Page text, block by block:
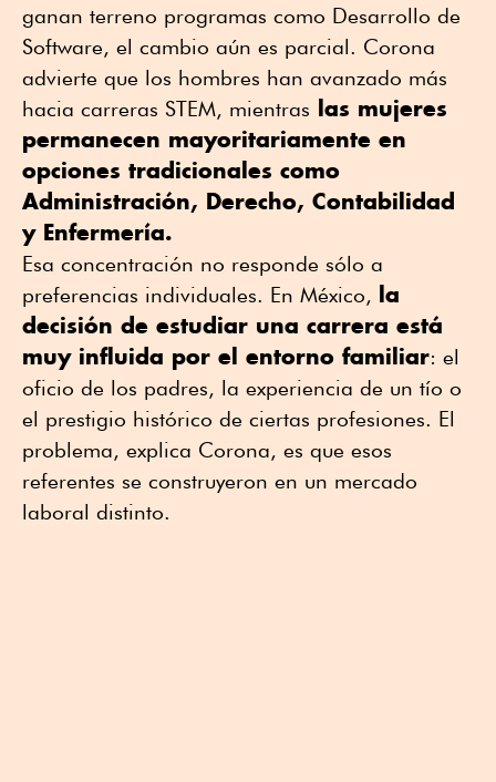
ganan terreno programas como Desarrollo de
Software, el cambio aún es parcial. Corona
advierte que los hombres han avanzado más
hacia carreras STEM, mientras
las mujeres
permanecen mayoritariamente en
opciones tradicionales como
Administración, Derecho, Contabilidad
y Enfermería.
Esa concentración no responde sólo a
preferencias individuales. En México, la
decisión de estudiar una carrera está
muy influida por el entorno familiar: el
oficio de los padres, la experiencia de un tío o
el prestigio histórico de ciertas profesiones. El
problema, explica Corona, es que esos
referentes se construyeron en un mercado
laboral distinto.